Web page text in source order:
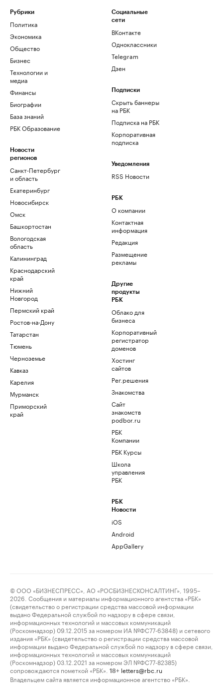
Рубрики
Политика
Экономика
Общество
Бизнес
Технологии и
медиа
Финансы
Биографии
База знаний
РБК Образование
Новости
регионов
Санкт-Петербург
и область
Екатеринбург
Новосибирск
Омск
Башкортостан
Вологодская
область
Калининград
Краснодарский
край
Нижний
Новгород
Пермский край
Ростов-на-Дону
Татарстан
Тюмень
Черноземье
Кавказ
Карелия
Мурманск
Приморский
край
Социальные
сети
ВКонтакте
Одноклассники
Telegram
Дзен
Подписки
Скрыть баннеры
на РБК
Подписка на РБК
Корпоративная
подписка
Уведомления
RSS Новости
РБК
О компании
Контактная
информация
Редакция
Размещение
рекламы
Другие
продукты
РБК
Облако для
бизнеса
Корпоративный
регистратор
доменов
Хостинг
сайтов
Рег.решения
Знакомства
Сайт
знакомств
podbor.ru
РБК
Компании
РБК Курсы
Школа
управления
РБК
РБК
Новости
iOS
Android
AppGallery
© ООО «БИЗНЕСПРЕСС», АО «РОСБИЗНЕСКОНСАЛТИНГ», 1995–
2026. Сообщения и материалы информационного агентства «РБК»
(свидетельство о регистрации средства массовой информации
выдано Федеральной службой по надзору в сфере связи,
информационных технологий и массовых коммуникаций
(Роскомнадзор) 09.12.2015 за номером ИА №ФС77-63848) и сетевого
издания «РБК» (свидетельство о регистрации средства массовой
информации выдано Федеральной службой по надзору в сфере связи,
информационных технологий и массовых коммуникаций
(Роскомнадзор) 03.12.2021 за номером ЭЛ №ФС77-82385)
сопровождаются пометкой «РБК».
18+ letters@rbc.ru
Владельцем сайта является информационное агентство «РБК».